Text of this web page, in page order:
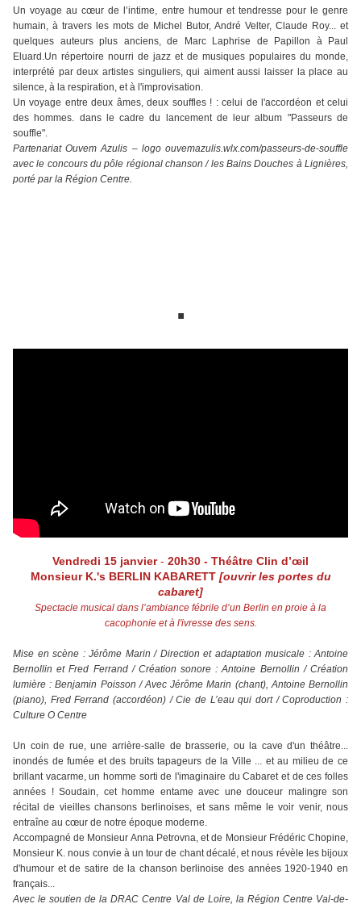
Un voyage au cœur de l’intime, entre humour et tendresse pour le genre
humain, à travers les mots de ​​​​​​​Michel Butor, André Velter, Claude Roy... et
quelques auteurs plus anciens, de Marc Laphrise de Papillon à Paul
Eluard.Un répertoire nourri de jazz et de musiques populaires du monde,
interprété par deux artistes singuliers, qui aiment aussi laisser la place au
silence, à la respiration, et à l'improvisation.
Un voyage entre deux âmes, deux souffles ! : celui de l'accordéon et celui
des hommes. dans le cadre du lancement de leur album "Passeurs de
souffle".
Partenariat Ouvem Azulis – logo ouvemazulis.wlx.com/passeurs-de-souffle
avec le concours du pôle régional chanson / les Bains Douches à Lignières,
porté par la Région Centre.
.
Vendredi 15 janvier- 20h30 - Théâtre Clin d’œil
Monsieur K.'s BERLIN KABARETT [ouvrir les portes du
cabaret]
Spectacle musical dans l’ambiance fébrile d’un Berlin en proie à la
cacophonie et à l'ivresse des sens.
Mise en scène : Jérôme Marin / Direction et adaptation musicale : Antoine
Bernollin et Fred Ferrand / Création sonore : Antoine Bernollin / Création
lumière : Benjamin Poisson / Avec Jérôme Marin (chant), Antoine Bernollin
(piano), Fred Ferrand (accordéon) / Cie de L’eau qui dort / Coproduction :
Culture O Centre
Un coin de rue, une arrière-salle de brasserie, ou la cave d'un théâtre...
inondés de fumée et des bruits tapageurs de la Ville ... et au milieu de ce
brillant vacarme, un homme sorti de l'imaginaire du Cabaret et de ces folles
années ! Soudain, cet homme entame avec une douceur malingre son
récital de vieilles chansons berlinoises, et sans même le voir venir, nous
entraîne au cœur de notre époque moderne.
Accompagné de Monsieur Anna Petrovna, et de Monsieur Frédéric Chopine,
Monsieur K. nous convie à un tour de chant décalé, et nous révèle les bijoux
d'humour et de satire de la chanson berlinoise des années 1920-1940 en
français...
Avec le soutien de la DRAC Centre Val de Loire, la Région Centre Val-de-